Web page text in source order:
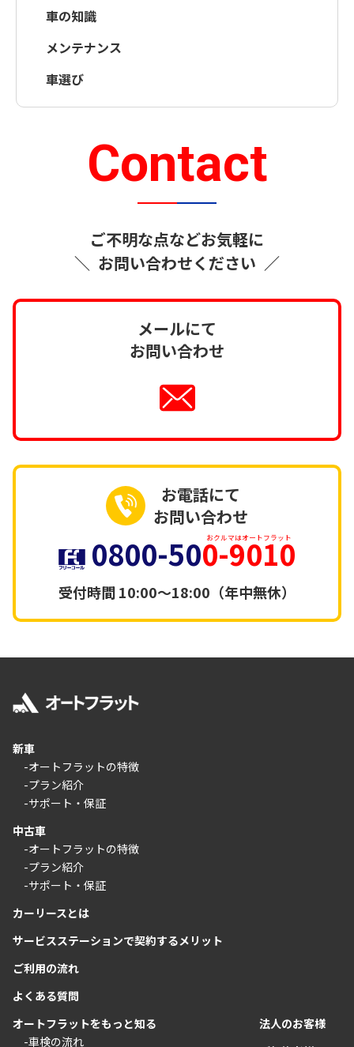
車の知識
メンテナンス
車選び
Contact
＼
ご不明な点などお気軽に
お問い合わせください ／
メールにて
お問い合わせ
お電話にて
お問い合わせ
0800-500-9010
おクルマはオートフラット
受付時間10:00～18:00（年中無休）
新車
-オートフラットの特徴
-プラン紹介
-サポート・保証
中古車
-オートフラットの特徴
-プラン紹介
-サポート・保証
カーリースとは
サービスステーションで契約するメリット
ご利用の流れ
よくある質問
オートフラットをもっと知る
-車検の流れ
法人のお客様